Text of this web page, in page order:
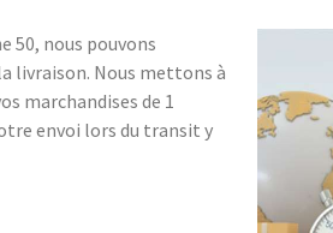
50, nous pouvons
livraison. Nous mettons à
marchandises de 1
envoi lors du transit y